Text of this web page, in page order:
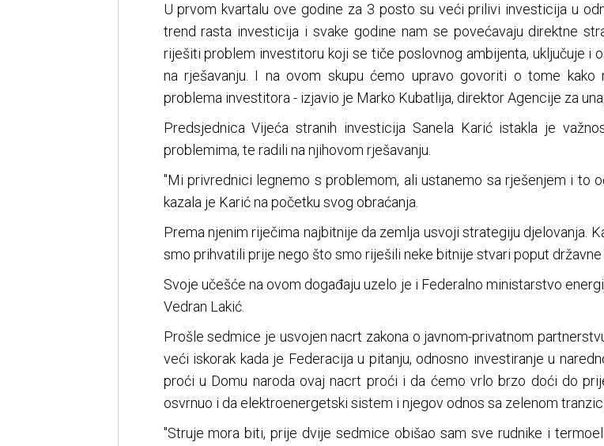
U prvom kvartalu ove godine za 3 posto su veći prilivi investicija u
trend rasta investicija i svake godine nam se povećavaju direktne
riješiti problem investitoru koji se tiče poslovnog ambijenta, uključuje i
na rješavanju. I na ovom skupu ćemo upravo govoriti o tome kako
problema investitora - izjavio je Marko Kubatlija, direktor Agencije za
Predsjednica Vijeća stranih investicija Sanela Karić istakla je
problemima, te radili na njihovom rješavanju.
"Mi privrednici legnemo s problemom, ali ustanemo sa rješenjem i to
kazala je Karić na početku svog obraćanja.
Prema njenim riječima najbitnije da zemlja usvoji strategiju djelovanja.
smo prihvatili prije nego što smo riješili neke bitnije stvari poput državne
Svoje učešće na ovom događaju uzelo je i Federalno ministarstvo
Vedran Lakić.
Prošle sedmice je usvojen nacrt zakona o javnom-privatnom
veći iskorak kada je Federacija u pitanju, odnosno investiranje u
proći u Domu naroda ovaj nacrt proći i da ćemo vrlo brzo doći do
osvrnuo i da elektroenergetski sistem i njegov odnos sa zelenom
"Struje mora biti, prije dvije sedmice obišao sam sve rudnike i